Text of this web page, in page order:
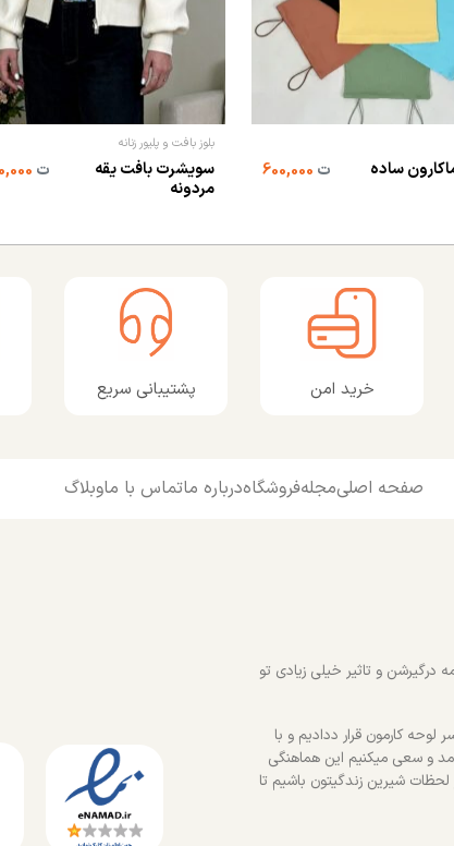
ساده
ت
بلوز بافت و پلیور زنانه
سویشرت بافت یقه
مردونه
ت
خرید امن پشتیبانی سریع
صفحه اصلیمجلهفروشگاهدرباره ماتماس با ماوبلاگ
درگیرشن و تاثیر خیلی زیادی تو
کارمون قرار ددادیم و با
و سعی میکنیم این هماهنگی
شیرین زندگیتون باشیم تا